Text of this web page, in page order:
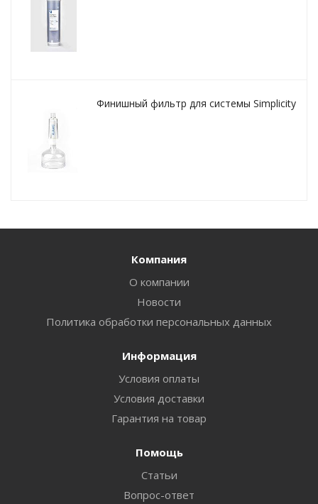
Финишный фильтр для системы Simplicity
Компания
О компании
Новости
Политика обработки персональных данных
Информация
Условия оплаты
Условия доставки
Гарантия на товар
Помощь
Статьи
Вопрос-ответ